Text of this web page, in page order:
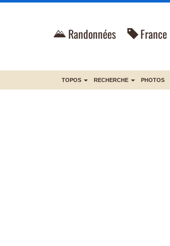
Randonnées France
TOPOS RECHERCHE PHOTOS